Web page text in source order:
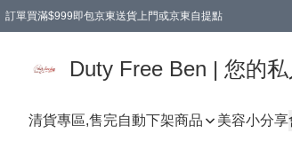
訂單買滿$999即包京東送貨上門或京東自提點
Duty Free Ben | 您的
清貨專區,售完自動下架商品 美容小分享